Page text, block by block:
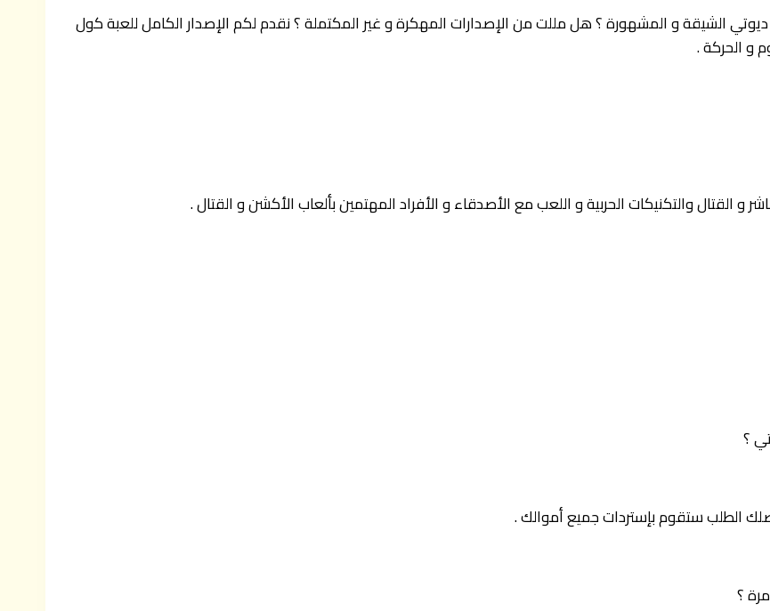
الشيقة و المشهورة ؟ هل مللت من الإصدارات المهكرة و غير المكتملة ؟ نقدم لكم الإصدار الكامل للعبة كول
و الحركة .
و القتال والتكنيكات الحربية و اللعب مع الأصدقاء و الأفراد المهتمين بألعاب الأكشن و القتال .
؟
الطلب ستقوم بإستردات جميع أموالك .
؟